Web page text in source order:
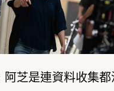
芝是連資料收集